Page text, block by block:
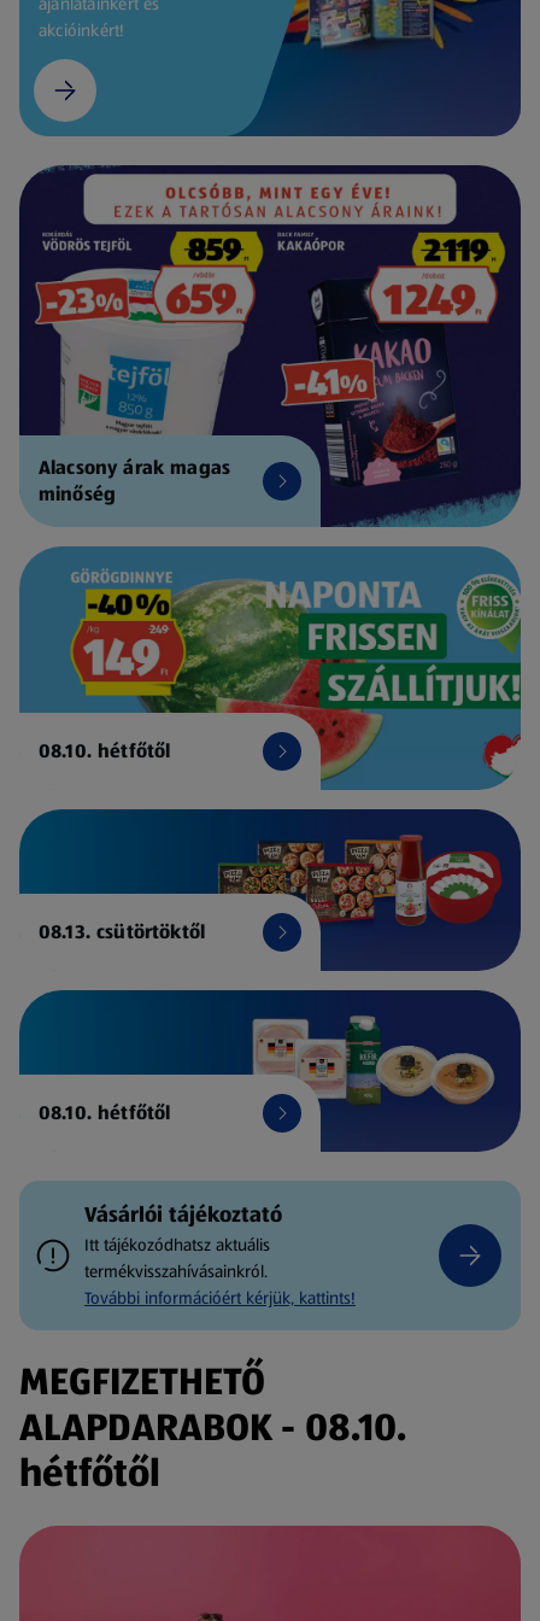
akcióinkért!
Alacsony árak magas
minőség
08.10. hétfőtől
08.13. csütörtöktől
08.10. hétfőtől
Vásárlói tájékoztató
Itt tájékozódhatsz aktuális
termékvisszahívásainkról.
További információért kérjük, kattints!
MEGFIZETHETŐ
ALAPDARABOK - 08.10.
hétfőtől